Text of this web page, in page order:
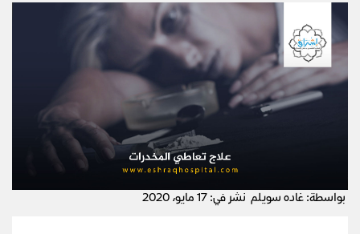
بواسطة: غاده سويلم نشر في: 17 مايو، 2020